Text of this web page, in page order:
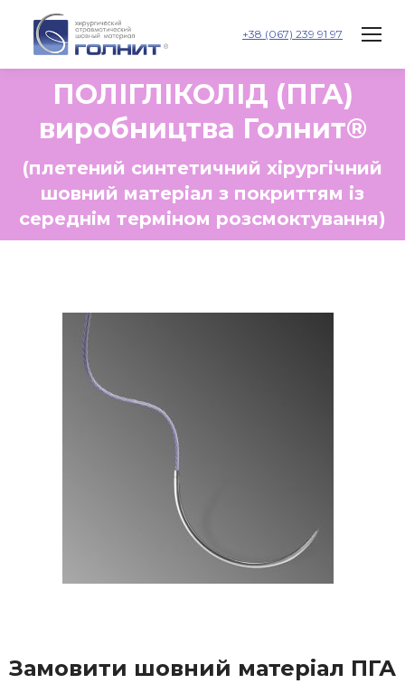
+38 (067) 239 91 97
ПОЛІГЛІКОЛІД (ПГА)
виробництва Голнит®
(плетений синтетичний хірургічний
шовний матеріал з покриттям із
середнім терміном розсмоктування)
Замовити шовний матеріал ПГА